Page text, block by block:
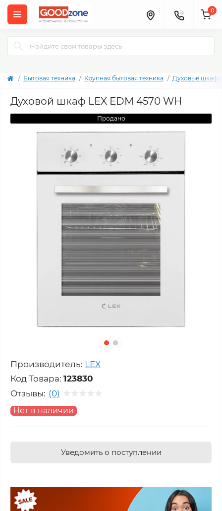
0
Бытовая техника Крупная бытовая техника Духовые шкафы
Духовой шкаф LEX EDM 4570 WH
Продано
Производитель: LEX
Код Товара: 123830
Отзывы: (0)
Нет в наличии
Уведомить о поступлении